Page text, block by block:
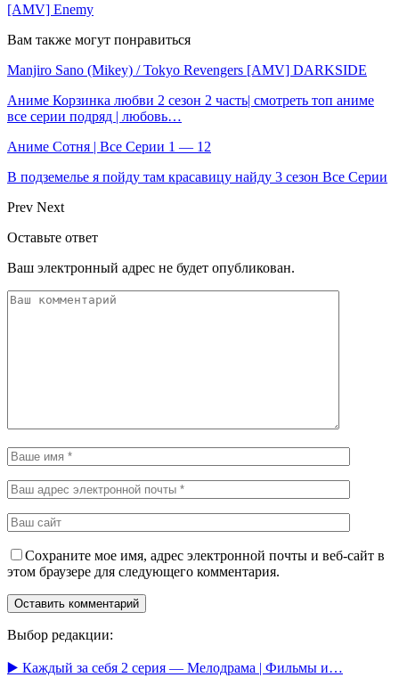
[AMV] Enemy
Вам также могут понравиться
Manjiro Sano (Mikey) / Tokyo Revengers [AMV] DARKSIDE
Аниме Корзинка любви 2 сезон 2 часть| смотреть топ аниме
все серии подряд | любовь…
Аниме Сотня | Все Серии 1 — 12
В подземелье я пойду там красавицу найду 3 сезон Все Серии
Prev Next
Оставьте ответ
Ваш электронный адрес не будет опубликован.
Сохраните мое имя, адрес электронной почты и веб-сайт в
этом браузере для следующего комментария.
Выбор редакции:
▶️ Каждый за себя 2 серия — Мелодрама | Фильмы и…